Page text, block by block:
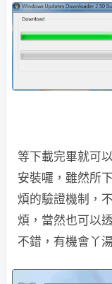
等下載完畢就可
安裝囉，雖然所
煩的驗證機制，
煩，當然也可以
不錯，有機會丫